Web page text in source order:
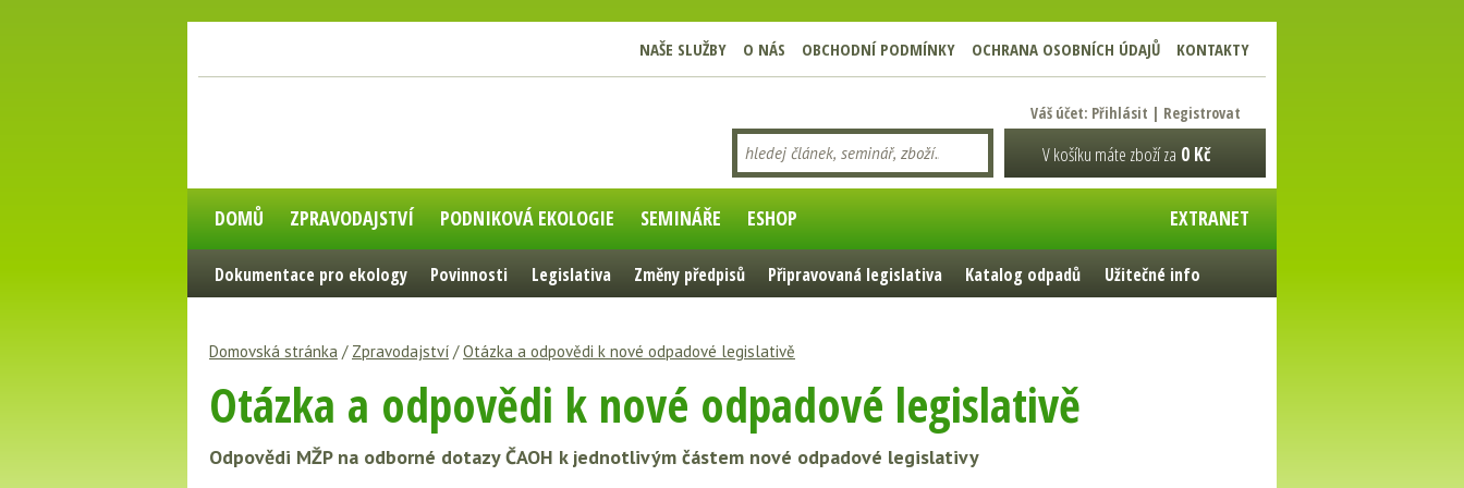
NAŠE SLUŽBY O NÁS OBCHODNÍ PODMÍNKY OCHRANA OSOBNÍCH ÚDAJŮ KONTAKTY
Váš účet: Přihlásit | Registrovat
V košíku máte zboží za 0 Kč
DOMŮ ZPRAVODAJSTVÍ PODNIKOVÁ EKOLOGIE SEMINÁŘE ESHOP EXTRANET
Dokumentace pro ekology Povinnosti Legislativa Změny předpisů Připravovaná legislativa Katalog odpadů Užitečné info
Domovská stránka / Zpravodajství /Otázka a odpovědi k nové odpadové legislativě
Otázka a odpovědi k nové odpadové legislativě
Odpovědi MŽP na odborné dotazy ČAOH k jednotlivým částem nové odpadové legislativy